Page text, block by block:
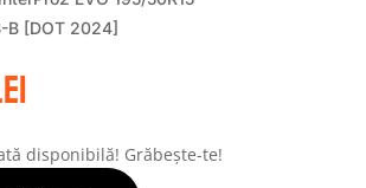
B [DOT 2024]
disponibilă! Grăbește-te!